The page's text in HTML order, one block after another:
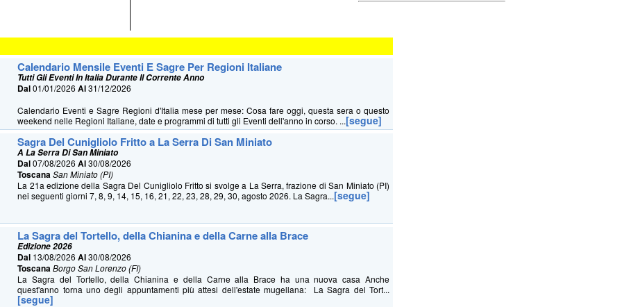
Calendario Mensile Eventi E Sagre Per Regioni Italiane
Tutti Gli Eventi In Italia Durante Il Corrente Anno
Dal01/01/2026Al31/12/2026
Calendario Eventi e Sagre Regioni d'Italia mese per mese: Cosa fare oggi, questa sera o questo
weekend nelle Regioni Italiane, date e programmi di tutti gli Eventi dell'anno in corso. ...[segue]
Sagra Del Cunigliolo Fritto a La Serra Di San Miniato
A La Serra Di San Miniato
Dal07/08/2026Al30/08/2026
ToscanaSan Miniato (PI)
La 21a edizione della Sagra Del Cunigliolo Fritto si svolge a La Serra, frazione di San Miniato (PI)
nei seguenti giorni 7, 8, 9, 14, 15, 16, 21, 22, 23, 28, 29, 30, agosto 2026. La Sagra...[segue]
La Sagra del Tortello, della Chianina e della Carne alla Brace
Edizione 2026
Dal 13/08/2026Al30/08/2026
ToscanaBorgo San Lorenzo (FI)
La Sagra del Tortello, della Chianina e della Carne alla Brace ha una nuova casa Anche
quest'anno torna uno degli appuntamenti più attesi dell'estate mugellana: La Sagra del Tort...
[segue]